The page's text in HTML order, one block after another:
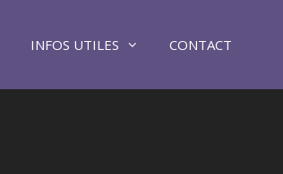
INFOS UTILES CONTACT